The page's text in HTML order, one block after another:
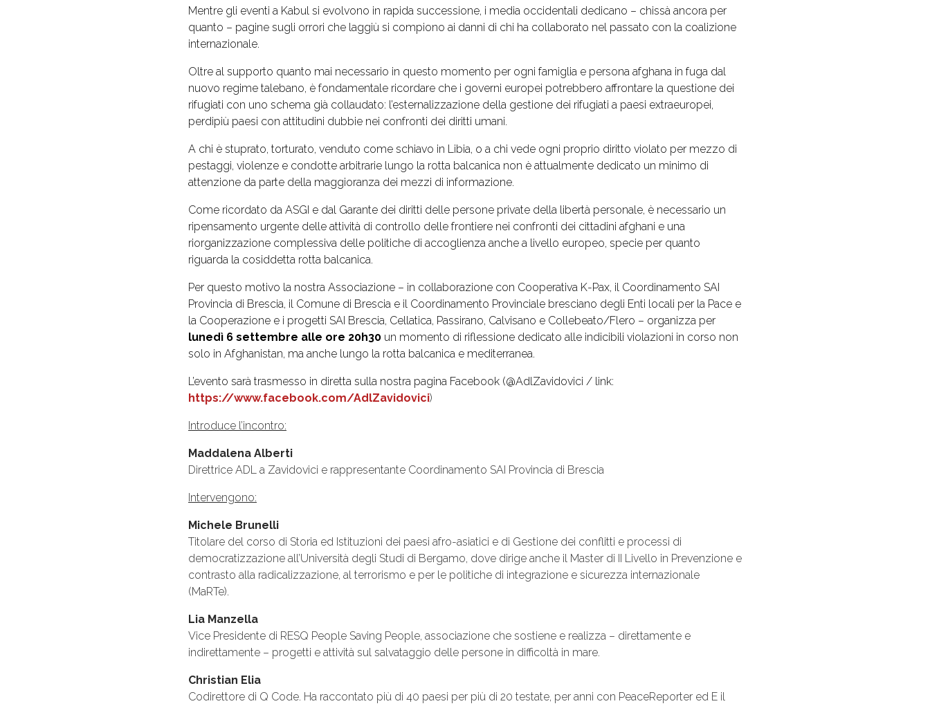
Mentre gli eventi a Kabul si evolvono in rapida successione, i media occidentali dedicano – chissà ancora per
quanto – pagine sugli orrori che laggiù si compiono ai danni di chi ha collaborato nel passato con la coalizione
internazionale.
Oltre al supporto quanto mai necessario in questo momento per ogni famiglia e persona afghana in fuga dal
nuovo regime talebano, è fondamentale ricordare che i governi europei potrebbero affrontare la questione dei
rifugiati con uno schema già collaudato: l’esternalizzazione della gestione dei rifugiati a paesi extraeuropei,
perdipiù paesi con attitudini dubbie nei confronti dei diritti umani.
A chi è stuprato, torturato, venduto come schiavo in Libia, o a chi vede ogni proprio diritto violato per mezzo di
pestaggi, violenze e condotte arbitrarie lungo la rotta balcanica non è attualmente dedicato un minimo di
attenzione da parte della maggioranza dei mezzi di informazione.
Come ricordato da ASGI e dal Garante dei diritti delle persone private della libertà personale, è necessario un
ripensamento urgente delle attività di controllo delle frontiere nei confronti dei cittadini afghani e una
riorganizzazione complessiva delle politiche di accoglienza anche a livello europeo, specie per quanto
riguarda la cosiddetta rotta balcanica.
Per questo motivo la nostra Associazione – in collaborazione con Cooperativa K-Pax, il Coordinamento SAI
Provincia di Brescia, il Comune di Brescia e il Coordinamento Provinciale bresciano degli Enti locali per la Pace e
la Cooperazione e i progetti SAI Brescia, Cellatica, Passirano, Calvisano e Collebeato/Flero – organizza per
lunedì 6 settembre alle ore 20h30 un momento di riflessione dedicato alle indicibili violazioni in corso non
solo in Afghanistan, ma anche lungo la rotta balcanica e mediterranea.
L’evento sarà trasmesso in diretta sulla nostra pagina Facebook (@AdlZavidovici / link:
https://www.facebook.com/AdlZavidovici)
Introduce l’incontro:
Maddalena Alberti
Direttrice ADL a Zavidovici e rappresentante Coordinamento SAI Provincia di Brescia
Intervengono:
Michele Brunelli
Titolare del corso di Storia ed Istituzioni dei paesi afro-asiatici e di Gestione dei conflitti e processi di
democratizzazione all’Università degli Studi di Bergamo, dove dirige anche il Master di II Livello in Prevenzione e
contrasto alla radicalizzazione, al terrorismo e per le politiche di integrazione e sicurezza internazionale
(MaRTe).
Lia Manzella
Vice Presidente di RESQ People Saving People, associazione che sostiene e realizza – direttamente e
indirettamente – progetti e attività sul salvataggio delle persone in difficoltà in mare.
Christian Elia
Codirettore di Q Code. Ha raccontato più di 40 paesi per più di 20 testate, per anni con PeaceReporter ed E il